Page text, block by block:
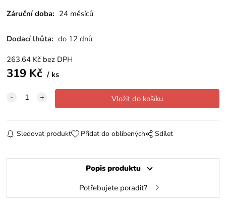
Záruční doba: 24 měsíců
Dodací lhůta: do 12 dnů
263.64 Kč bez DPH
319 Kč ks
Sledovat produkt Přidat do oblíbených Sdílet
Popis produktu
Potřebujete poradit?